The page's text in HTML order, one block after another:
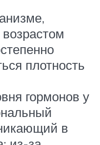
плотность
гормонов у
в